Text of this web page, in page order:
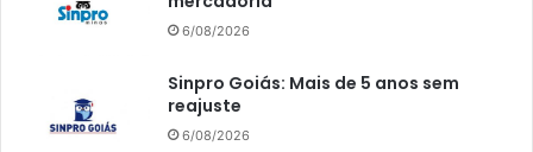
6/08/2026
Sinpro Goiás: Mais de 5 anos sem
reajuste
6/08/2026